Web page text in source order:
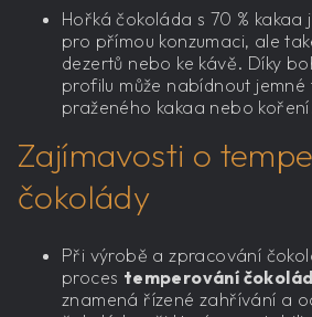
Hořká čokoláda s 70 %
pro přímou konzumaci, ale
dezertů nebo ke kávě. Díky
profilu může nabídnout
praženého kakaa nebo
Zajímavosti o
čokolády
Při výrobě a zpracování
proces temperování
znamená řízené zahřívání a